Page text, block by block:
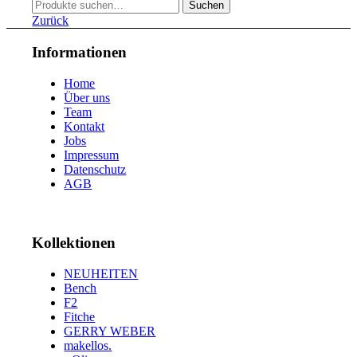
5318
54
55
12
57
593
601
611
Suche
nach:
Suchen
Zurück
Informationen
Home
Über uns
Team
Kontakt
Jobs
Impressum
Datenschutz
AGB
Kollektionen
NEUHEITEN
Bench
F2
Fitche
GERRY WEBER
makellos.